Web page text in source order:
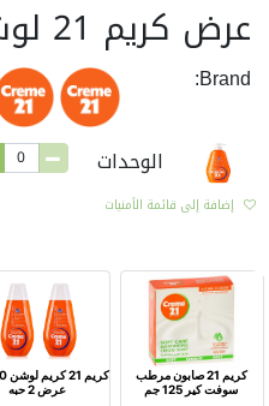
عرض كريم 21 لوشن كريم 250 مل
Brand:
الوحدات
إضافة إلى قائمة الأمنيات
كريم 21 صابون مرطب
سوفت كير 125 جم
عرض 2 حبه